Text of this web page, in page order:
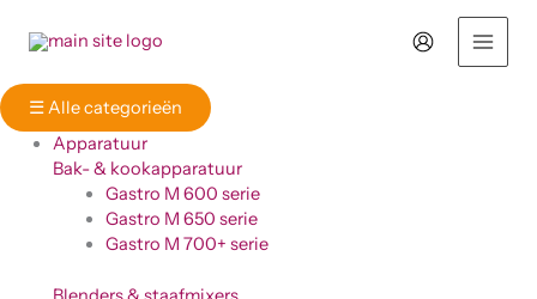
naar
inhoud
☰Alle categorieën
Apparatuur
Bak- & kookapparatuur
Gastro M 600 serie
Gastro M 650 serie
Gastro M 700+ serie